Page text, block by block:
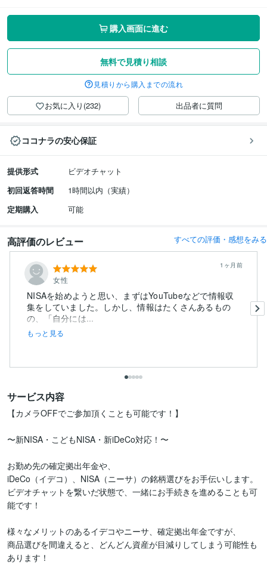
購入画面に進む
無料で見積り相談
見積りから購入までの流れ
お気に入り(232) 出品者に質問
ココナラの安心保証
提供形式
ビデオチャット
初回返答時間
1時間以内（実績）
定期購入
可能
高評価のレビュー すべての評価・感想をみる
女性
1ヶ月前
NISAを始めようと思い、まずはYouTubeなどで情報収
集をしていました。しかし、情報はたくさんあるもの
の、「自分には...
もっと見る
サービス内容
【カメラOFFでご参加頂くことも可能です！】
〜新NISA・こどもNISA・新iDeCo対応！〜
お勤め先の確定拠出年金や、
iDeCo（イデコ）、NISA（ニーサ）の銘柄選びをお手伝いします。
ビデオチャットを繋いだ状態で、一緒にお手続きを進めることも可
能です！
様々なメリットのあるイデコやニーサ、確定拠出年金ですが、
商品選びを間違えると、どんどん資産が目減りしてしまう可能性も
あります！